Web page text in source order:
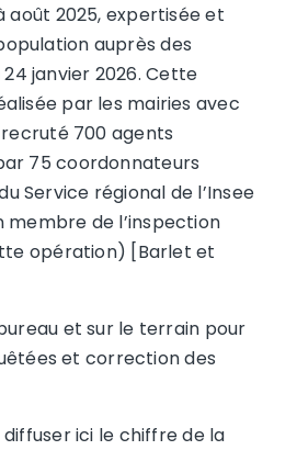
août 2025, expertisée et
auprès des
janvier 2026. Cette
par les mairies avec
recruté 700 agents
75 coordonnateurs
Service régional de l’Insee
membre de l’inspection
opération) [Barlet et
et sur le terrain pour
et correction des
diffuser ici le chiffre de la